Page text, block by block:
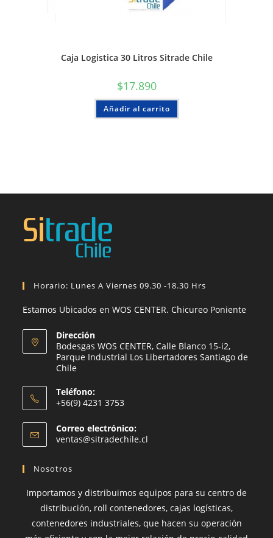
Caja Logistica 30 Litros Sitrade Chile
$17.890
Añadir al carrito
Horario: Lunes A Viernes 09.30 -18.30 Hrs
Estamos Ubicados en WOS CENTER. Chicureo Poniente
Dirección
Bodesgas WOS CENTER, Calle Blanco 15-i2,
Parque Industrial Los Libertadores Santiago de
Chile
Teléfono:
+56(9) 4231 3753
abre
en
Correo electrónico:
ventas@sitradechile.cl
Nosotros
Importamos y distribuimos equipos para su centro de
distribución, roll contenedores, cajas logísticas,
contenedores industriales, que hacen su operación